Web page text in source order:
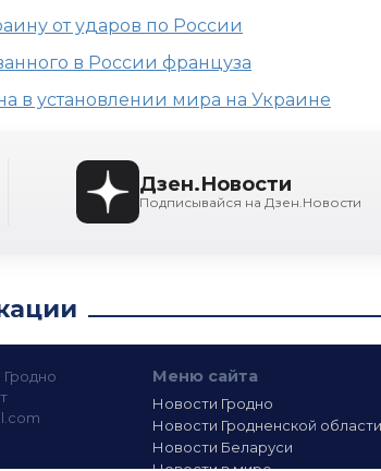
от ударов по России
в России француза
в установлении мира на Украине
Дзен.Новости
Подписывайся на Дзен.Новости
Меню сайта
Новости Гродно
Новости Гродненской области
Новости Беларуси